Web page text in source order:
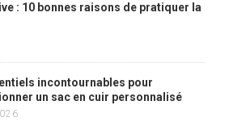
: 10 bonnes raisons de pratiquer la
incontournables pour
un sac en cuir personnalisé